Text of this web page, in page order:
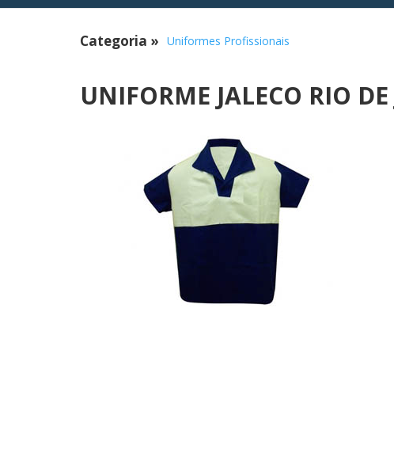
Categoria » Uniformes Profissionais
UNIFORME JALECO RIO